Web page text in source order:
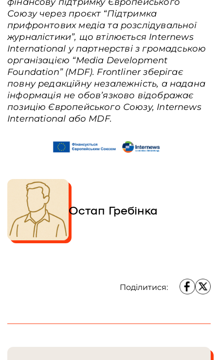
Союзу через проєкт “Підтримка
прифронтових медіа та розслідувальної
журналістики”, що втілюється Internews
International у партнерстві з громадською
організацією “Media Development
Foundation” (MDF). Frontliner зберігає
повну редакційну незалежність, а надана
інформація не обов’язково відображає
позицію Європейського Союзу, Internews
International або MDF.
Остап Гребінка
Поділитися: